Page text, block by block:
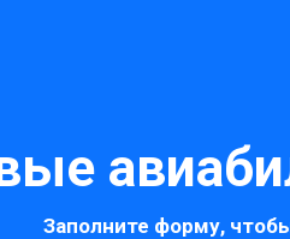
Заполните форму,